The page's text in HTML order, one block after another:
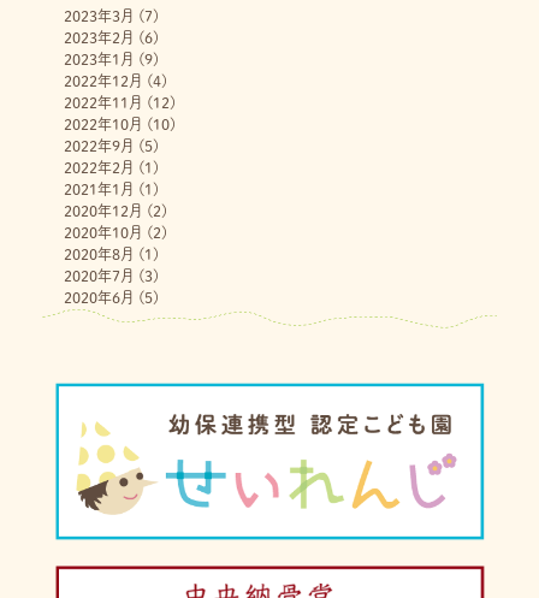
2023年3月 (7)
2023年2月 (6)
2023年1月 (9)
2022年12月 (4)
2022年11月 (12)
2022年10月 (10)
2022年9月 (5)
2022年2月 (1)
2021年1月 (1)
2020年12月 (2)
2020年10月 (2)
2020年8月 (1)
2020年7月 (3)
2020年6月 (5)